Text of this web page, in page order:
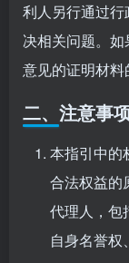
利人另行通过
决相关问题。
意见的证明材料
二、注意事
本指引中的
合法权益的
代理人，包
自身名誉权